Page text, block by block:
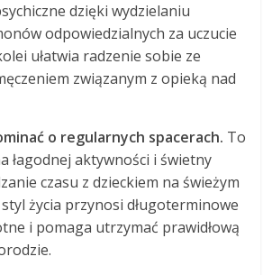
dzięki wydzielaniu
odpowiedzialnych za uczucie
ułatwia radzenie sobie ze
związanym z opieką nad
o regularnych spacerach. To
łagodnej aktywności i świetny
czasu z dzieckiem na świeżym
życia przynosi długoterminowe
i pomaga utrzymać prawidłową